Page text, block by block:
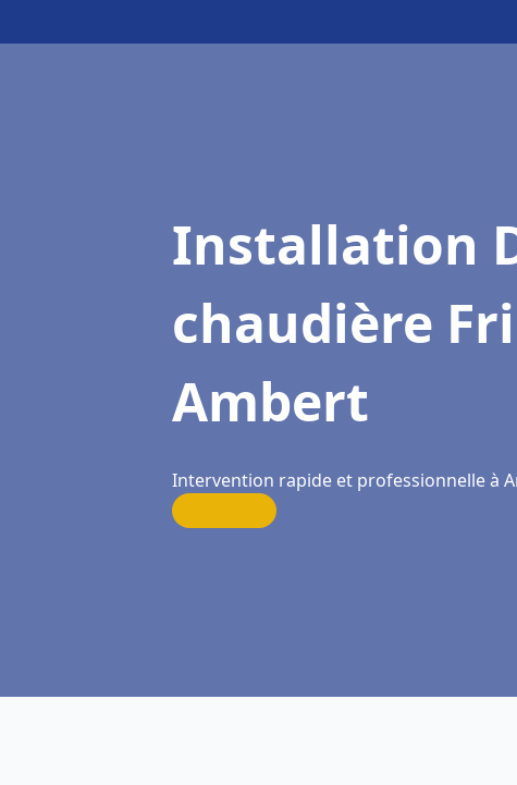
Installation
chaudière
Ambert
Intervention rapide et professionnelle à